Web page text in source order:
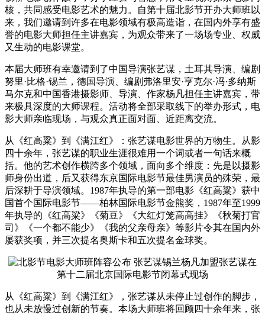
核，共同感受电影艺术的魅力。自第十届北影节开办大师班以
来，我们邀请到许多在电影领域有极高造诣，在国内外享有盛
誉的电影大师担任主讲嘉宾，为观众带来了一场场专业、权威
又生动的电影课堂。
本届大师班有幸邀请到了中国导演张艺谋，土耳其导演、编剧
努里·比格·锡兰，德国导演、编剧弗洛里安·亨克尔·冯·多纳斯
马尔克和中国香港摄影师、导演、作家杨凡担任主讲嘉宾，带
来极具深度的大师课程。活动将全部采取线下的举办形式，电
影大师亲临现场，与观众真正面对面、近距离交流。
从《红高粱》到《满江红》：张艺谋电影世界的万物生。从影
四十余年，张艺谋的职业生涯很难用一个词或者一句话来概
括。他的艺术创作横跨多个领域，面向多个维度：先是以摄影
师身份出道，后又获得东京国际电影节最佳男演员的殊荣，最
后深耕于导演领域。1987年执导的第一部电影《红高粱》获中
国首个国际电影节——柏林国际电影节金熊奖，1987年至1999
年执导的《红高粱》《菊豆》《大红灯笼高高挂》《秋菊打官
司》《一个都不能少》《我的父亲母亲》等影片令其在国内外
屡获奖项，并三次提名奥斯卡和五次提名金球奖。
张艺谋在
第十二届北京国际电影节闭幕式现场
从《红高粱》到《满江红》，张艺谋从未停止过创作的脚步，
也从未放慢过创新的节奏。本场大师班将回顾四十余年来，张